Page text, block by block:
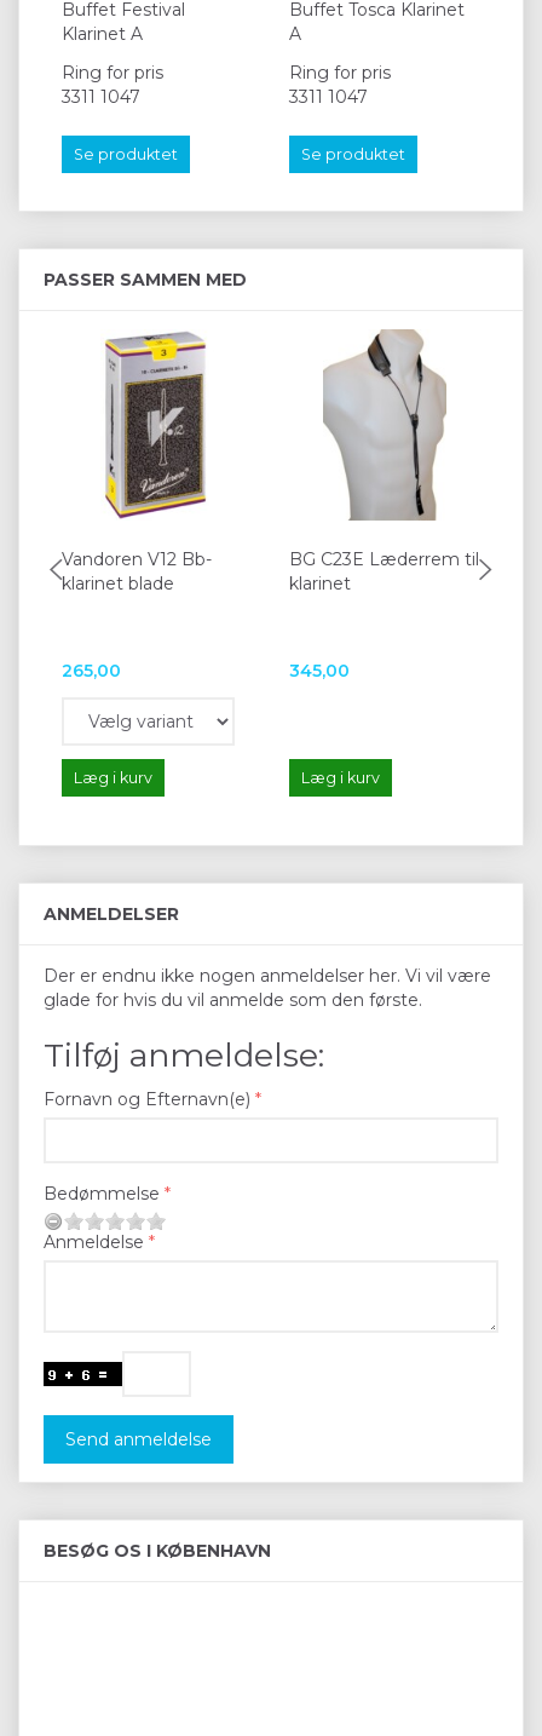
Buffet Festival
Klarinet A
Ring for pris
3311 1047
Se produktet
Buffet Tosca Klarinet
A
Ring for pris
3311 1047
Se produktet
PASSER SAMMEN MED
Vandoren V12 Bb-
klarinet blade
265,00
Læg i kurv
BG C23E Læderrem til
klarinet
345,00
Læg i kurv
ANMELDELSER
Der er endnu ikke nogen anmeldelser her. Vi vil være
glade for hvis du vil anmelde som den første.
Tilføj anmeldelse:
Fornavn og Efternavn(e)
Bedømmelse
Anmeldelse
Send anmeldelse
BESØG OS I KØBENHAVN